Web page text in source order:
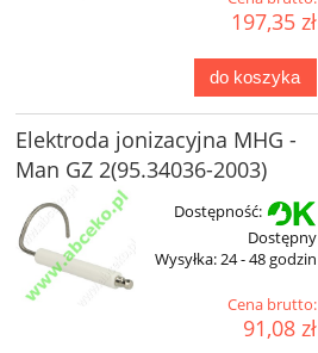
197,35 zł
do koszyka
Elektroda jonizacyjna MHG -
Man GZ 2(95.34036-2003)
Dostępność:
Dostępny
Wysyłka:24 - 48 godzin
Cena brutto:
91,08 zł